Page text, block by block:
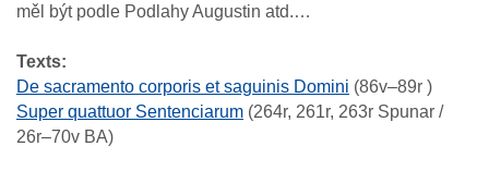
měl být podle Podlahy Augustin atd.…
Texts:
De sacramento corporis et saguinis Domini (86v–89r )
Super quattuor Sentenciarum (264r, 261r, 263r Spunar /
26r–70v BA)